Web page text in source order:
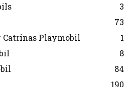
3
73
Catrinas Playmobil
1
8
84
190